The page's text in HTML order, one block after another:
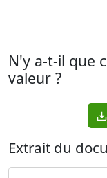
N'y a-t-il que
valeur ?
Extrait du